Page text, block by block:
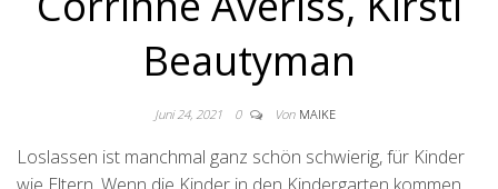
Beautyman
Juni 24, 2021 0 Von MAIKE
Loslassen ist manchmal ganz schön schwierig, für Kinder